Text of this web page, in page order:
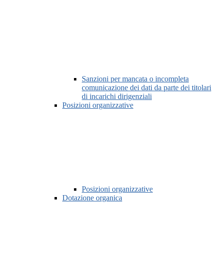
Sanzioni per mancata o incompleta
comunicazione dei dati da parte dei titolari
di incarichi dirigenziali
Posizioni organizzative
Posizioni organizzative
Dotazione organica